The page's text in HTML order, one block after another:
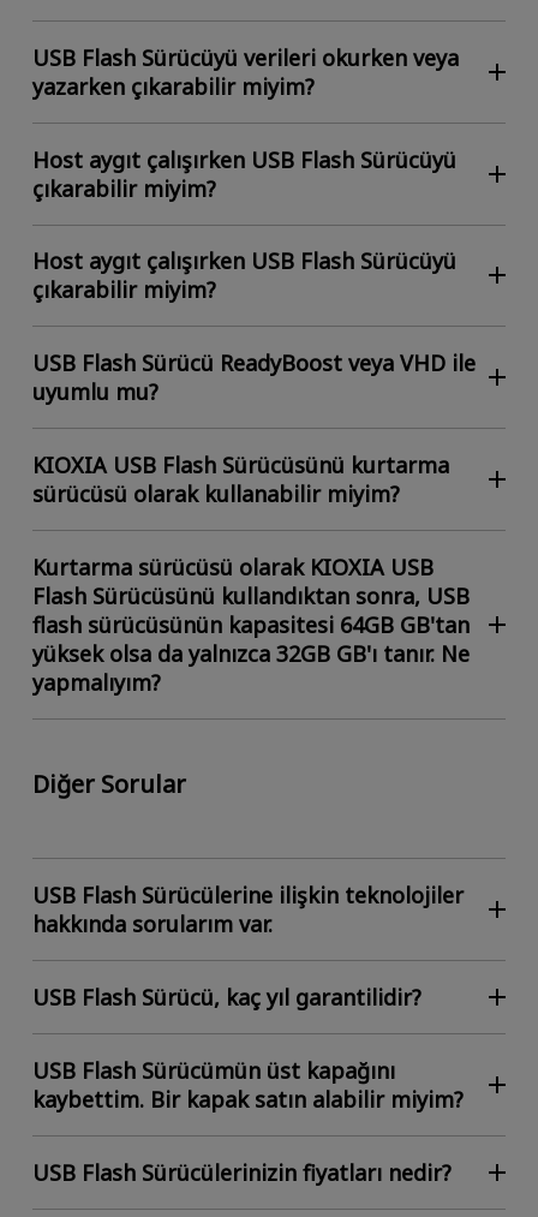
USB Flash Sürücüyü verileri okurken veya
yazarken çıkarabilir miyim?
Host aygıt çalışırken USB Flash Sürücüyü
çıkarabilir miyim?
Host aygıt çalışırken USB Flash Sürücüyü
çıkarabilir miyim?
USB Flash Sürücü ReadyBoost veya VHD ile
uyumlu mu?
KIOXIA USB Flash Sürücüsünü kurtarma
sürücüsü olarak kullanabilir miyim?
Kurtarma sürücüsü olarak KIOXIA USB
Flash Sürücüsünü kullandıktan sonra, USB
flash sürücüsünün kapasitesi 64GB GB'tan
yüksek olsa da yalnızca 32GB GB'ı tanır. Ne
yapmalıyım?
Diğer Sorular
USB Flash Sürücülerine ilişkin teknolojiler
hakkında sorularım var.
USB Flash Sürücü, kaç yıl garantilidir?
USB Flash Sürücümün üst kapağını
kaybettim. Bir kapak satın alabilir miyim?
USB Flash Sürücülerinizin fiyatları nedir?